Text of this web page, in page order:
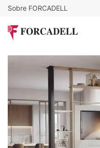
Sobre FORCADELL4.185.000
José Abascal